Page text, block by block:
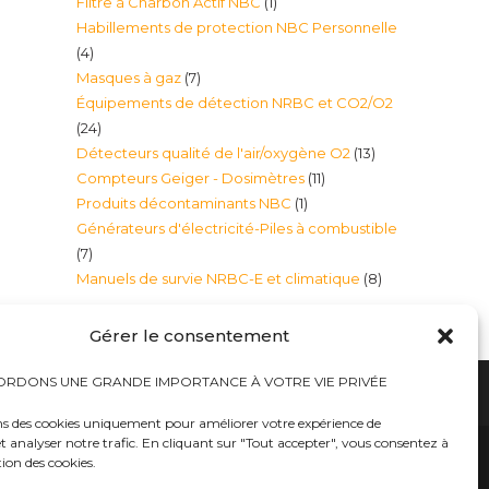
Gérer le consentement
UNE GRANDE IMPORTANCE À VOTRE VIE PRIVÉE
des cookies uniquement pour améliorer votre expérience de
analyser notre trafic. En cliquant sur "Tout accepter", vous consentez à
des cookies.
produit
Habillements de protection NBC Personnelle
44
produits
Masques à gaz 77
produits
Équipements de détection NRBC et CO2/O2
2424
produits
Détecteurs qualité de l'air/oxygène O2 1313
Compteurs Geiger - Dosimètres 1111
Produits décontaminants NBC 11
produit
Générateurs d'électricité-Piles à combustible
77
produits
Manuels de survie NRBC-E et climatique 88
Bureaux tables bunkers NRBC-E
médicales